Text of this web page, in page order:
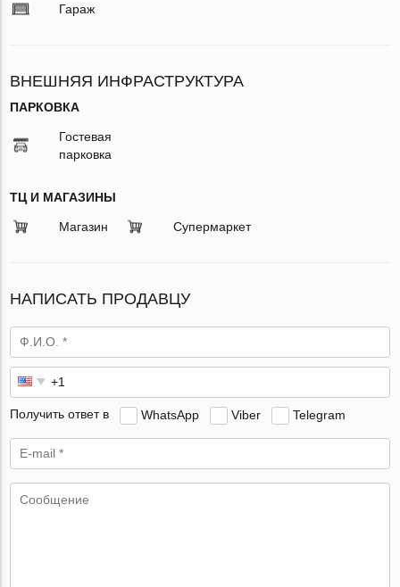
Гараж
ВНЕШНЯЯ ИНФРАСТРУКТУРА
ПАРКОВКА
Гостевая
парковка
ТЦ И МАГАЗИНЫ
Магазин Супермаркет
НАПИСАТЬ ПРОДАВЦУ
Получить ответ в WhatsApp Viber Telegram